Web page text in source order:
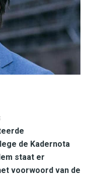
de Kadernota
staat er
voorwoord van de